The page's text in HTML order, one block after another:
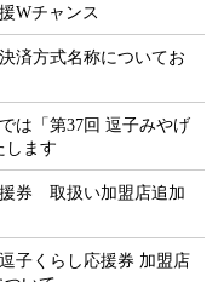
Wチャンス
済方式名称についてお
は「第37回 逗子みやげ
します
券 取扱い加盟店追加
逗子くらし応援券 加盟店